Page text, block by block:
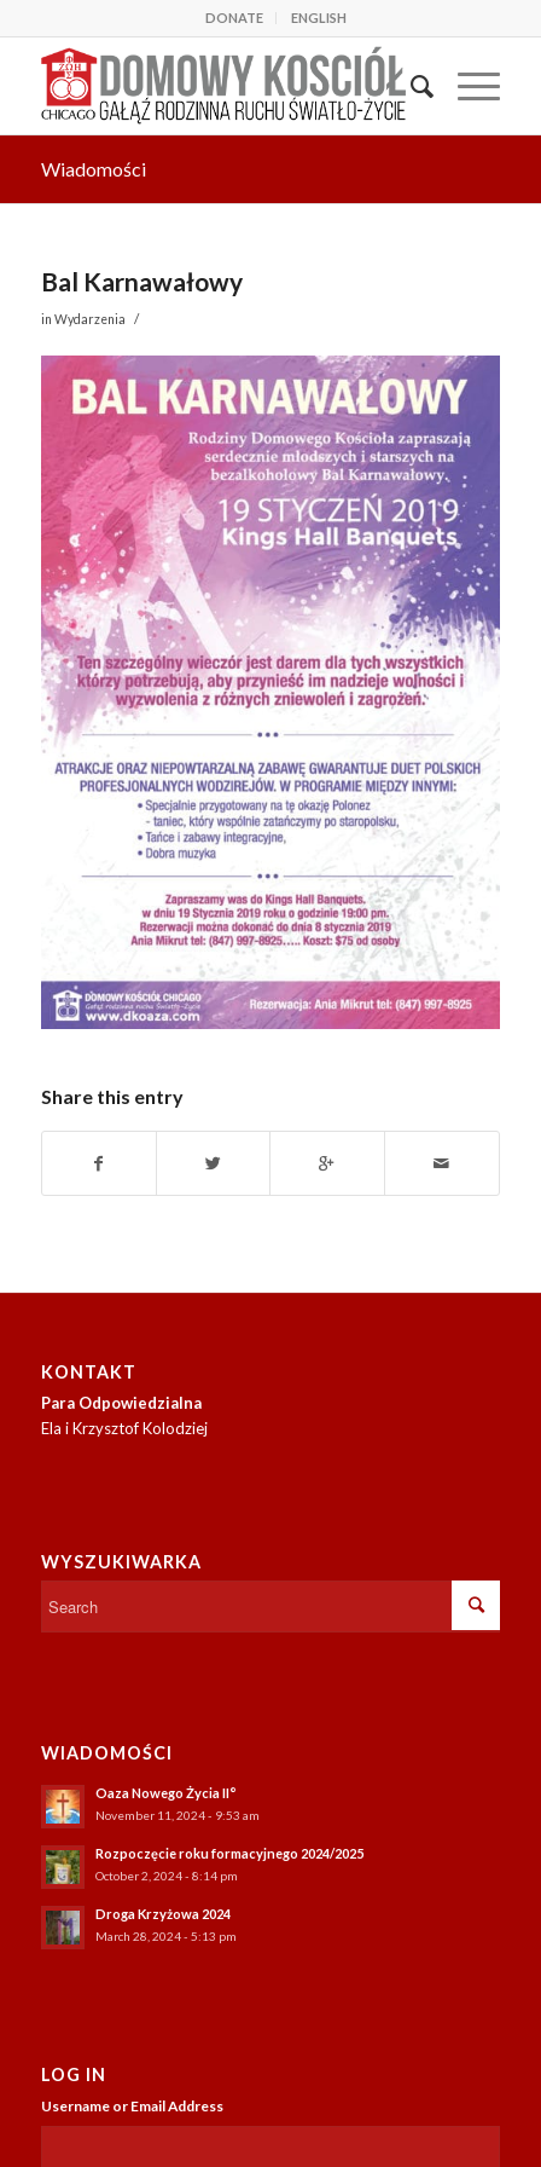
DONATE ENGLISH
Wiadomości
Bal Karnawałowy
in Wydarzenia /
Share this entry
KONTAKT
Para Odpowiedzialna
Ela i Krzysztof Kolodziej
WYSZUKIWARKA
WIADOMOŚCI
Oaza Nowego Życia II°
November 11, 2024 - 9:53 am
Rozpoczęcie roku formacyjnego 2024/2025
October 2, 2024 - 8:14 pm
Droga Krzyżowa 2024
March 28, 2024 - 5:13 pm
LOG IN
Username or Email Address